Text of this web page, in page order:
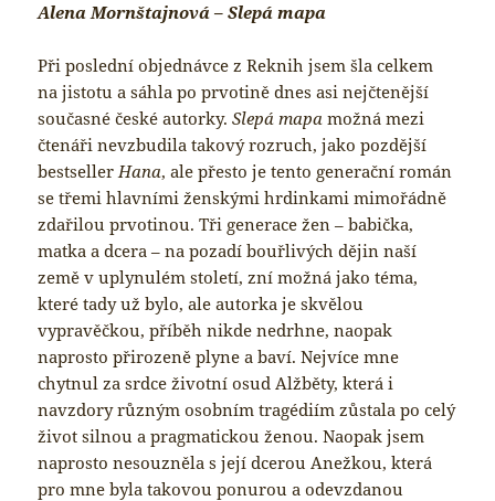
Alena Mornštajnová – Slepá mapa
Při poslední objednávce z Reknih jsem šla celkem
na jistotu a sáhla po prvotině dnes asi nejčtenější
současné české autorky.Slepá mapa možná mezi
čtenáři nevzbudila takový rozruch, jako pozdější
bestsellerHana, ale přesto je tento generační román
se třemi hlavními ženskými hrdinkami mimořádně
zdařilou prvotinou. Tři generace žen – babička,
matka a dcera – na pozadí bouřlivých dějin naší
země v uplynulém století, zní možná jako téma,
které tady už bylo, ale autorka je skvělou
vypravěčkou, příběh nikde nedrhne, naopak
naprosto přirozeně plyne a baví. Nejvíce mne
chytnul za srdce životní osud Alžběty, která i
navzdory různým osobním tragédiím zůstala po celý
život silnou a pragmatickou ženou. Naopak jsem
naprosto nesouzněla s její dcerou Anežkou, která
pro mne byla takovou ponurou a odevzdanou